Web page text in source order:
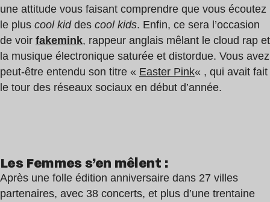
une attitude vous faisant comprendre que vous écoutez
le plus cool kiddes cool kids. Enfin, ce sera l’occasion
de voir fakemink, rappeur anglais mêlant le cloud rap et
la musique électronique saturée et distordue. Vous avez
peut-être entendu son titre « Easter Pink« , qui avait fait
le tour des réseaux sociaux en début d’année.
Les Femmes s’en mêlent :
Après une folle édition anniversaire dans 27 villes
partenaires, avec 38 concerts, et plus d’une trentaine